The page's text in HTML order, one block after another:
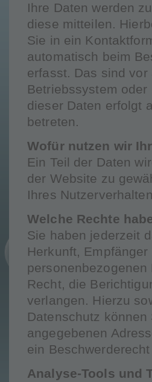
Ihre Daten werden
diese mitteilen.
Sie in ein
automatisch beim
erfasst. Das sind
Betriebssystem
dieser Daten erfolgt
betreten.
Wofür nutzen wir
Ein Teil der Daten
der Website zu
Ihres
Welche Rechte
Sie haben jederzeit
Herkunft,
Recht, die
verlangen. Hierzu
Datenschutz
angegebenen
ein
Analyse-Tools und